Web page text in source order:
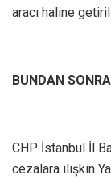
aracı haline
BUNDAN
CHP İstanbul İl
cezalara ilişkin